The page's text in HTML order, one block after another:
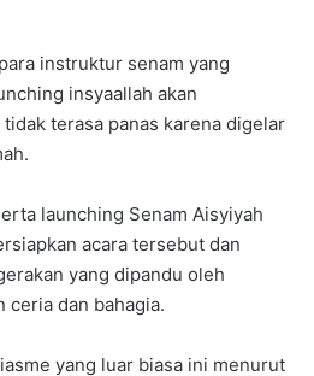
instruktur senam yang
insyaallah akan
terasa panas karena digelar
launching Senam Aisyiyah
acara tersebut dan
yang dipandu oleh
ceria dan bahagia.
yang luar biasa ini menurut